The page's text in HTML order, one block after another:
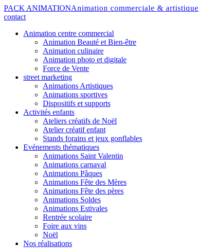
PACK ANIMATIONAnimation commerciale & artistique
contact
Animation centre commercial
Animation Beauté et Bien-être
Animation culinaire
Animation photo et digitale
Force de Vente
street marketing
Animations Artistiques
Animations sportives
Dispositifs et supports
Activités enfants
Ateliers créatifs de Noël
Atelier créatif enfant
Stands forains et jeux gonflables
Evénements thématiques
Animations Saint Valentin
Animations carnaval
Animations Pâques
Animations Fête des Mères
Animations Fête des pères
Animations Soldes
Animations Estivales
Rentrée scolaire
Foire aux vins
Noël
Nos réalisations